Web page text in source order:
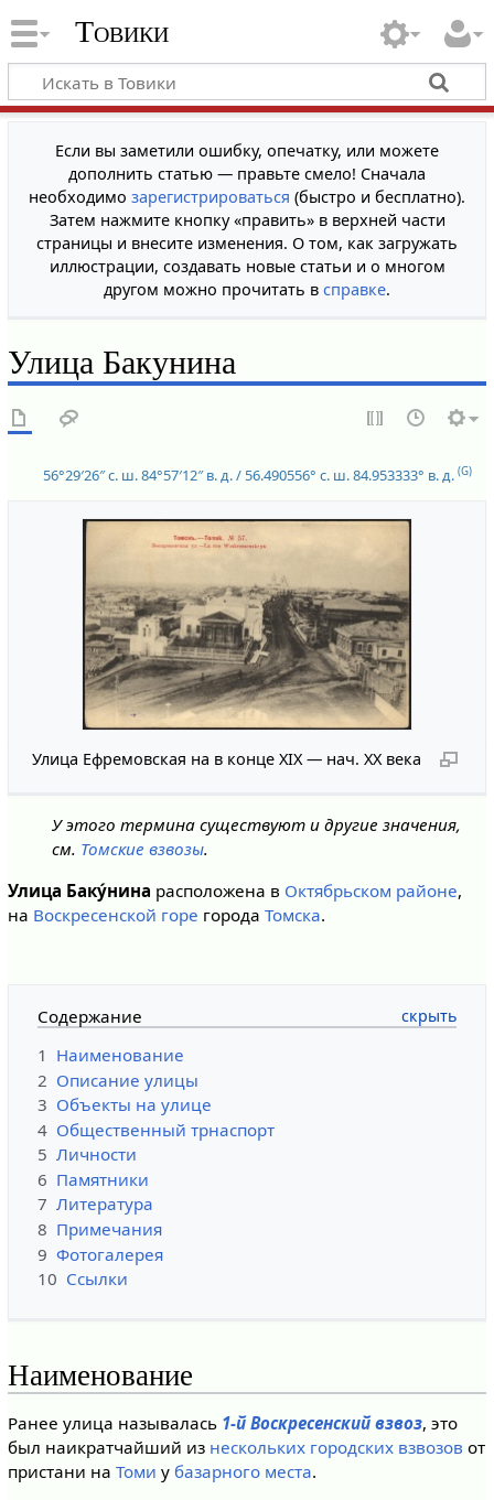
Товики
Если вы заметили ошибку, опечатку, или можете
дополнить статью — правьте смело! Сначала
необходимо зарегистрироваться (быстро и бесплатно).
Затем нажмите кнопку «править» в верхней части
страницы и внесите изменения. О том, как загружать
иллюстрации, создавать новые статьи и о многом
другом можно прочитать в справке.
Улица Бакунина
56°29′26″ с. ш.84°57′12″ в. д./ 56.490556° с. ш.84.953333° в. д. (G)
Улица Ефремовская на в конце XIX — нач. XX века
У этого термина существуют и другие значения,
см. Томские взвозы.
Улица Баку́нина расположена в Октябрьском районе,
на Воскресенской горе города Томска.
Содержание
1 Наименование
2 Описание улицы
3 Объекты на улице
4 Общественный трнаспорт
5 Личности
6 Памятники
7 Литература
8 Примечания
9 Фотогалерея
10 Ссылки
Наименование
Ранее улица называлась 1-й Воскресенский взвоз, это
был наикратчайший из нескольких городских взвозов от
пристани на Томи у базарного места.